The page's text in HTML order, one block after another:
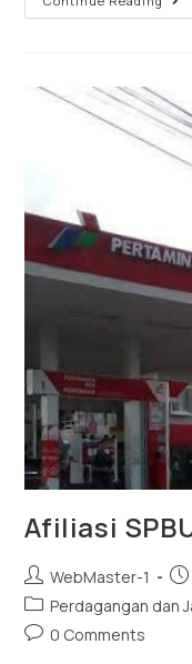
Afiliasi
WebMaster-1
Perdagangan dan
0 Comments